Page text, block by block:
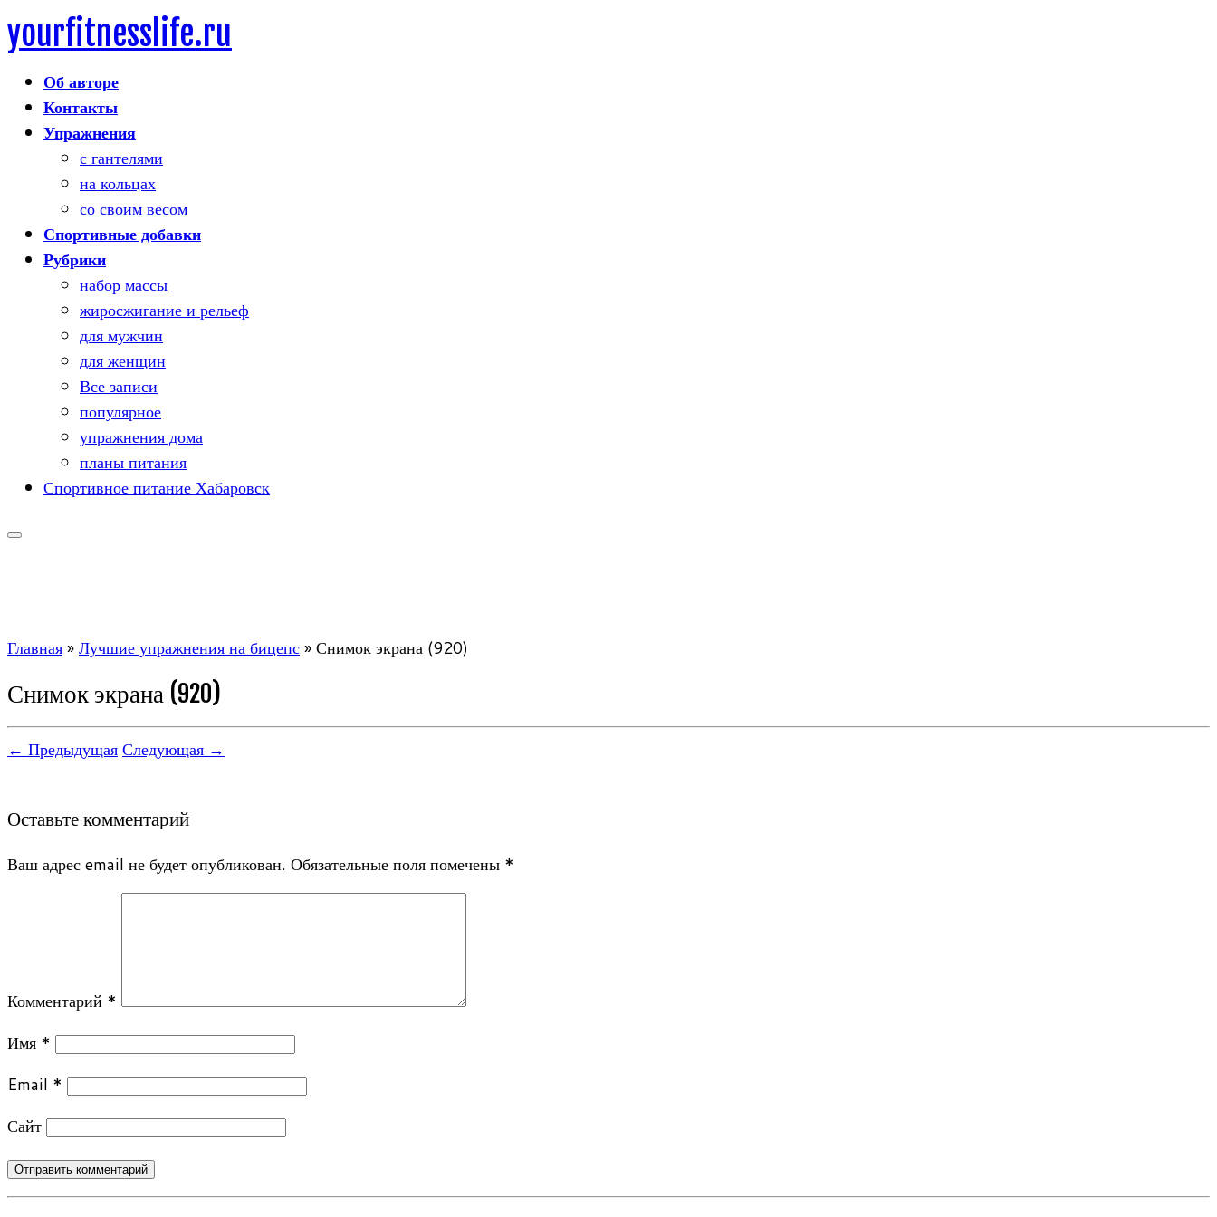
Skip
to
content
yourfitnesslife.ru
Об авторе
Контакты
Упражнения
с гантелями
на кольцах
со своим весом
Спортивные добавки
Рубрики
набор массы
жиросжигание и рельеф
для мужчин
для женщин
Все записи
популярное
упражнения дома
планы питания
Спортивное питание Хабаровск
Главная»Лучшие упражнения на бицепс»Снимок экрана (920)
Снимок экрана (920)
← ПредыдущаяСледующая →
Оставьте комментарий
Ваш адрес email не будет опубликован. Обязательные поля помечены *
Комментарий *
Имя *
Email *
Сайт